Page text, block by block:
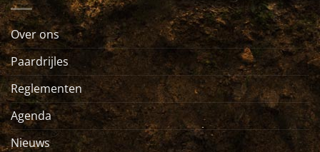
Over ons
Paardrijles
Reglementen
Agenda
Nieuws